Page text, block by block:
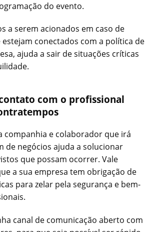
do evento.
a serem acionados em caso de
conectados com a política de
ajuda a sair de situações críticas
com o profissional
companhia e colaborador que irá
de negócios ajuda a solucionar
que possam ocorrer. Vale
a sua empresa tem obrigação de
para zelar pela segurança e bem-
canal de comunicação aberto com